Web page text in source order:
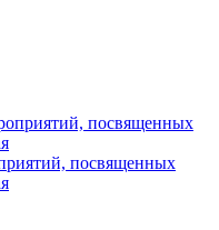
посвященных